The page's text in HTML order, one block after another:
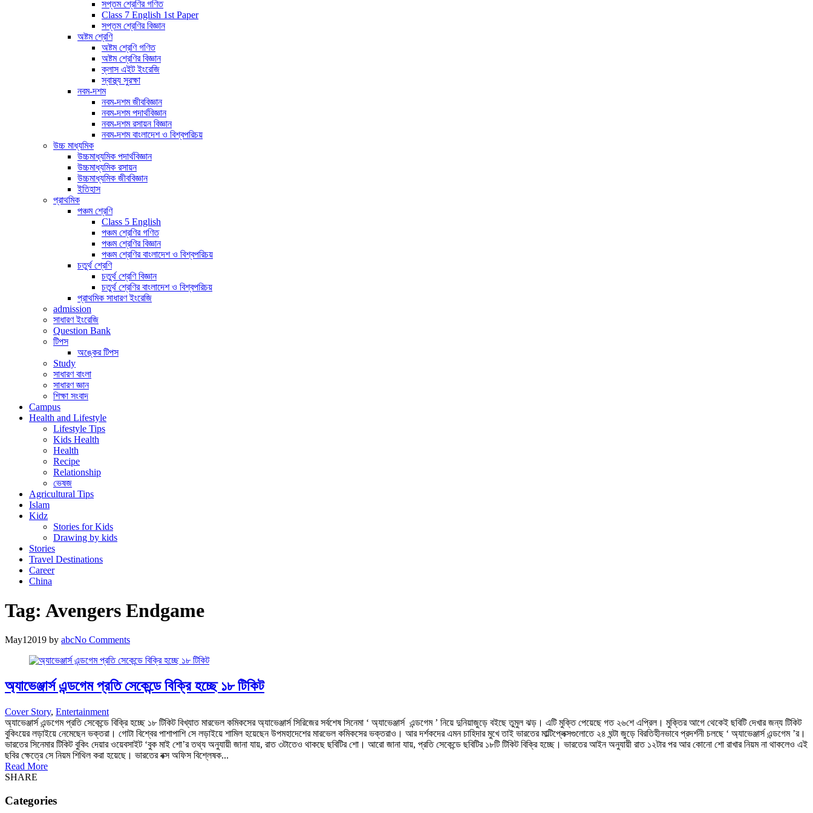
সপ্তম শ্রেণির গণিত
Class 7 English 1st Paper
সপ্তম শ্রেণির বিজ্ঞান
অষ্টম শ্রেণি
অষ্টম শ্রেণি গণিত
অষ্টম শ্রেণির বিজ্ঞান
ক্লাস এইট ইংরেজি
স্বাস্থ্য সুরক্ষা
নবম-দশম
নবম-দশম জীববিজ্ঞান
নবম-দশম পদার্থবিজ্ঞান
নবম-দশম রসায়ন বিজ্ঞান
নবম-দশম বাংলাদেশ ও বিশ্বপরিচয়
উচ্চ মাধ্যমিক
উচ্চমাধ্যমিক পদার্থবিজ্ঞান
উচ্চমাধ্যমিক রসায়ন
উচ্চমাধ্যমিক জীববিজ্ঞান
ইতিহাস
প্রাথমিক
পঞ্চম শ্রেণি
Class 5 English
পঞ্চম শ্রেণির গণিত
পঞ্চম শ্রেণির বিজ্ঞান
পঞ্চম শ্রেণির বাংলাদেশ ও বিশ্বপরিচয়
চতুর্থ শ্রেণি
চতুর্থ শ্রেণি বিজ্ঞান
চতুর্থ শ্রেণির বাংলাদেশ ও বিশ্বপরিচয়
প্রাথমিক সাধারণ ইংরেজি
admission
সাধারণ ইংরেজি
Question Bank
টিপস
অঙ্কের টিপস
Study
সাধারণ বাংলা
সাধারণ জ্ঞান
শিক্ষা সংবাদ
Campus
Health and Lifestyle
Lifestyle Tips
Kids Health
Health
Recipe
Relationship
ভেষজ
Agricultural Tips
Islam
Kidz
Stories for Kids
Drawing by kids
Stories
Travel Destinations
Career
China
Tag: Avengers Endgame
May12019 by abcNo Comments
অ্যাভেঞ্জার্স এন্ডগেম প্রতি সেকেন্ডে বিক্রি হচ্ছে ১৮ টিকিট
Cover Story, Entertainment
অ্যাভেঞ্জার্স এন্ডগেম প্রতি সেকেন্ডে বিক্রি হচ্ছে ১৮ টিকিট বিখ্যাত মারভেল কমিকসের অ্যাভেঞ্জার্স সিরিজের সর্বশেষ সিনেমা ‘ অ্যাভেঞ্জার্স এন্ডগেম ’ নিয়ে দুনিয়াজুড়ে বইছে তুমুল ঝড়। এটি মুক্তি পেয়েছে গত ২৬শে এপ্রিল। মুক্তির আগে থেকেই ছবিটি দেখার জন্য টিকিট
বুকিংয়ের লড়াইয়ে নেমেছেন ভক্তরা। গোটা বিশ্বের পাশাপাশি সে লড়াইয়ে শামিল হয়েছেন উপমহাদেশের মারভেল কমিকসের ভক্তরাও। আর দর্শকদের এমন চাহিদার মুখে তাই ভারতের মাল্টিপ্লেক্সগুলোতে ২৪ ঘন্টা জুড়ে বিরতিহীনভাবে প্রদর্শনী চলছে ‘ অ্যাভেঞ্জার্স এন্ডগেম ’র।
ভারতের সিনেমার টিকিট বুকিং দেয়ার ওয়েবসাইট ‘বুক মাই শো’র তথ্য অনুযায়ী জানা যায়, রাত ৩টাতেও থাকছে ছবিটির শো। আরো জানা যায়, প্রতি সেকেন্ডে ছবিটির ১৮টি টিকিট বিক্রি হচ্ছে। ভারতের আইন অনুযায়ী রাত ১২টার পর আর কোনো শো রাখার নিয়ম না থাকলেও এই
ছবির ক্ষেত্রে সে নিয়ম শিথিল করা হয়েছে। ভারতের বক্স অফিস বিশ্লেষক...
Read More
SHARE
Categories